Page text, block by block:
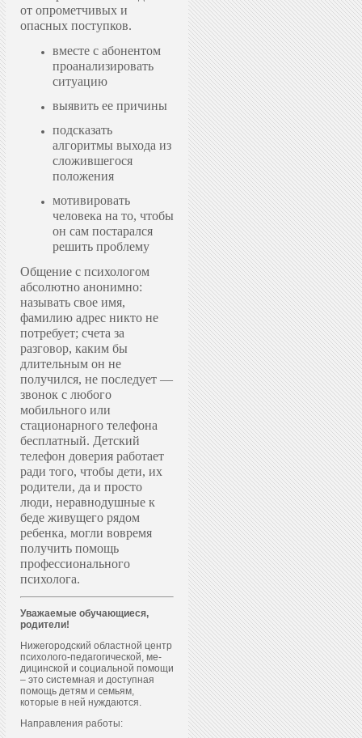
от опрометчивых и
опасных поступков.
вместе с абонентом
проанализировать
ситуацию
выявить ее причины
подсказать
алгоритмы выхода из
сложившегося
положения
мотивировать
человека на то, чтобы
он сам постарался
решить проблему
Общение с психологом
абсолютно анонимно:
называть свое имя,
фамилию адрес никто не
потребует; счета за
разговор, каким бы
длительным он не
получился, не последует —
звонок с любого
мобильного или
стационарного телефона
бесплатный. Детский
телефон доверия работает
ради того, чтобы дети, их
родители, да и просто
люди, неравнодушные к
беде живущего рядом
ребенка, могли вовремя
получить помощь
профессионального
психолога.
Уважаемые обучающиеся,
родители!
Нижегородский областной центр
пси­холо­го-пе­даго­гичес­кой, ме­
дицин­ской и со­ци­аль­ной по­мощи
– это системная и доступная
помощь детям и семьям,
которые в ней нуждаются.
Направления работы: